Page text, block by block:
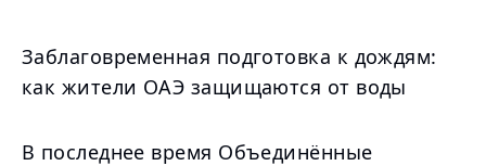
Заблаговременная подготовка к дождям:
как жители ОАЭ защищаются от воды
В последнее время Объединённые